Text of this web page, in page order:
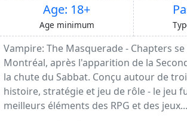
Age: 18+
Age minimum
Vampire: The Masquerade - Chapters
Montréal, après l'apparition de la
la chute du Sabbat. Conçu autour de
histoire, stratégie et jeu de rôle - le jeu
meilleurs éléments des RPG et des jeux...